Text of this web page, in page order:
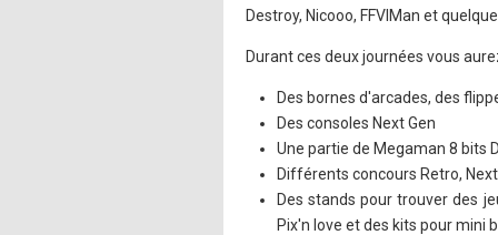
Destroy, Nicooo, FFVIMan et
Durant ces deux journées vous
Des bornes d'arcades, des
Des consoles Next Gen
Une partie de Megaman 8 bits
Différents concours Retro,
Des stands pour trouver des
Pix'n love et des kits pour mini